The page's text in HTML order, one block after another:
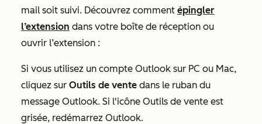
mail soit suivi. Découvrez comment épingler
l’extension dans votre boîte de réception ou
ouvrir l’extension :
Si vous utilisez un compte Outlook sur PC ou Mac,
cliquez sur Outils de vente dans le ruban du
message Outlook. Si l'icône Outils de vente est
grisée, redémarrez Outlook.